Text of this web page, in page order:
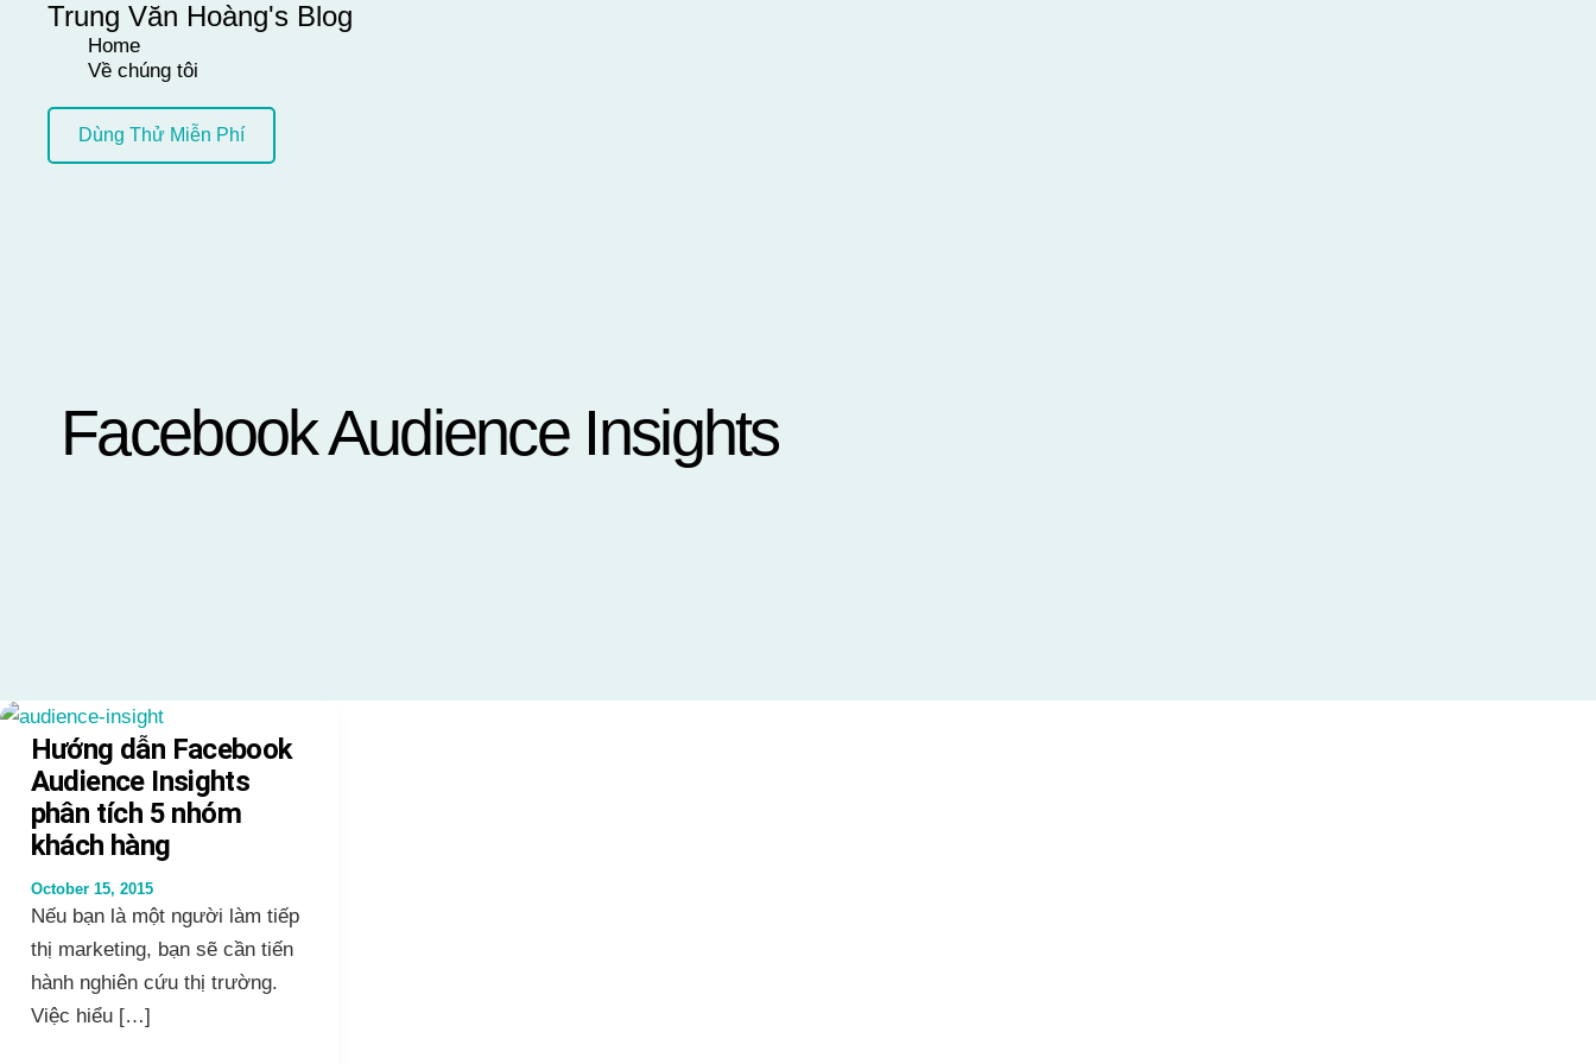
Trung Văn Hoàng's Blog
Home
Về chúng tôi
Dùng Thử Miễn Phí
Facebook Audience Insights
Hướng dẫn Facebook
Audience Insights
phân tích 5 nhóm
khách hàng
October 15, 2015
Nếu bạn là một người làm tiếp
thị marketing, bạn sẽ cần tiến
hành nghiên cứu thị trường.
Việc hiểu […]